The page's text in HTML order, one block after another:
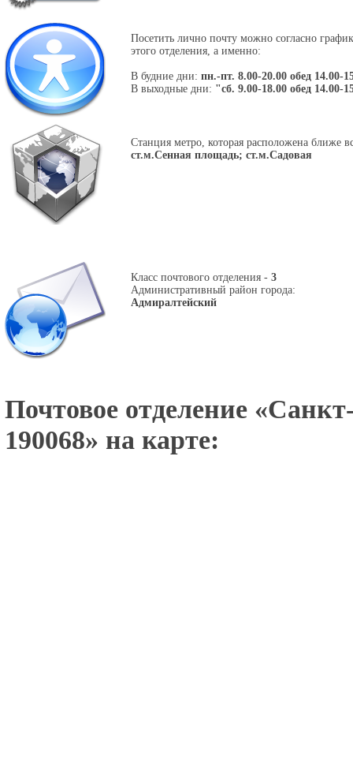
Посетить лично почту можно согласно
этого отделения, а именно:
В будние дни: пн.-пт. 8.00-20.00 обед 14.00-
В выходные дни: "сб. 9.00-18.00 обед 14.00-
Станция метро, которая расположена ближе
ст.м.Сенная площадь; ст.м.Садовая
Класс почтового отделения - 3
Административный район города:
Адмиралтейский
Почтовое отделение «
190068» на карте: